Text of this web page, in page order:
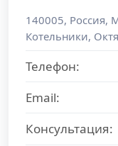
140005, Россия,
Котельники,
Телефон:
Email:
Консультация: